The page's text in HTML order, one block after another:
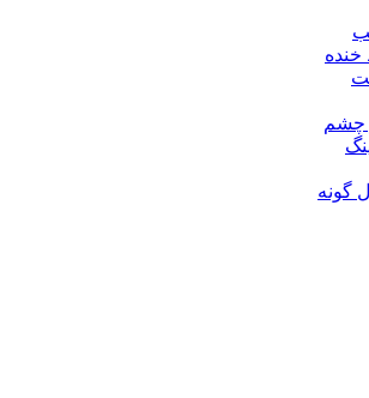
چشم
گونه